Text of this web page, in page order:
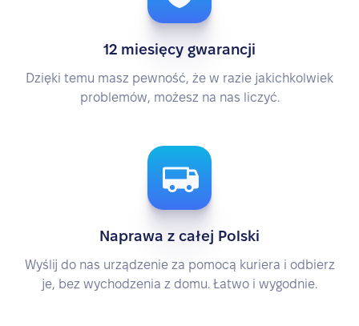
12 miesięcy gwarancji
Dzięki temu masz pewność, że w razie jakichkolwiek
problemów, możesz na nas liczyć.
Naprawa z całej Polski
Wyślij do nas urządzenie za pomocą kuriera i odbierz
je, bez wychodzenia z domu. Łatwo i wygodnie.